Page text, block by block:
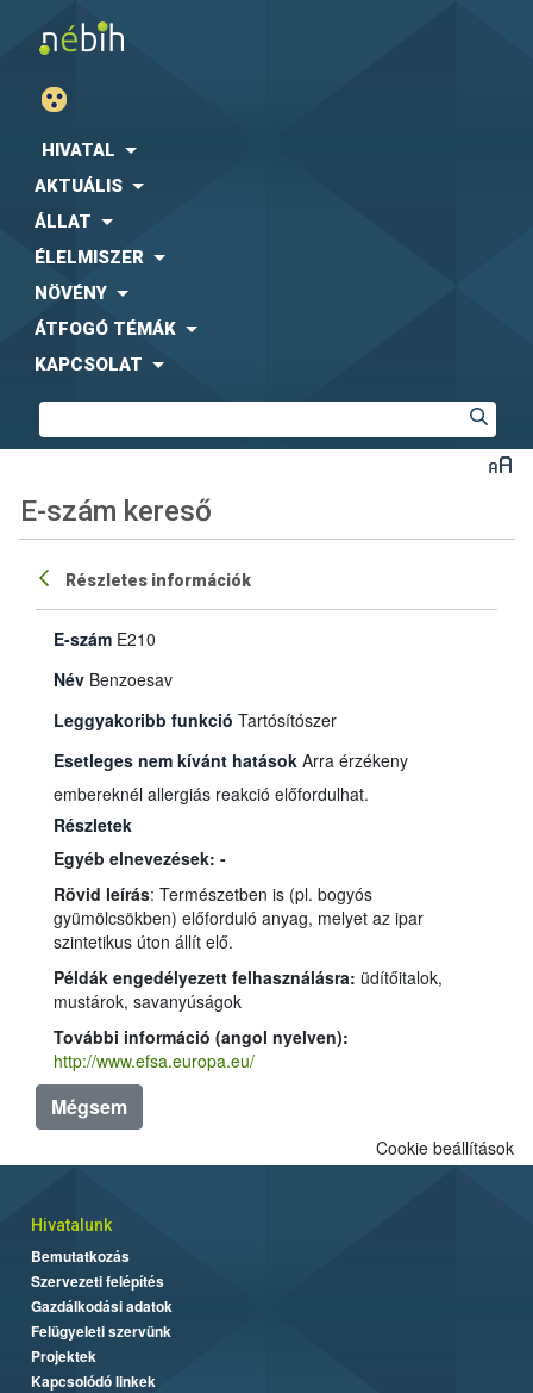
HIVATAL
AKTUÁLIS
ÁLLAT
ÉLELMISZER
NÖVÉNY
ÁTFOGÓ TÉMÁK
KAPCSOLAT
E-szám kereső
Részletes információk
E-szám E210
Név Benzoesav
Leggyakoribb funkció Tartósítószer
Esetleges nem kívánt hatások
embereknél allergiás reakció előfordulhat.
Részletek
Egyéb elnevezések: -
Rövid leírás: Természetben is (pl. bogyós
gyümölcsökben) előforduló anyag, melyet az ipar
szintetikus úton állít elő.
Példák engedélyezett felhasználásra: üdítőitalok,
mustárok, savanyúságok
További információ (angol nyelven):
http://www.efsa.europa.eu/
Mégsem
Cookie beállítások
Hivatalunk
Bemutatkozás
Szervezeti felépítés
Gazdálkodási adatok
Felügyeleti szervünk
Projektek
Kapcsolódó linkek